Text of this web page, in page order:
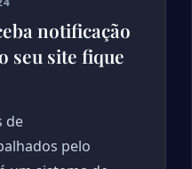
notificação
seu site fique
de
pelo